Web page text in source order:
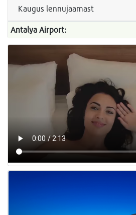
Kaugus lennujaamast
Antalya Airport: